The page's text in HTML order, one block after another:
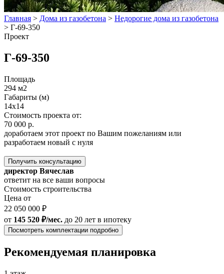
Главная > Дома из газобетона > Недорогие дома из газобетона
> Г-69-350
Проект
Г-69-350
Площадь
294 м2
Габариты (м)
14x14
Стоимость проекта от:
70 000 р.
доработаем этот проект по Вашим пожеланиям или
разработаем новый с нуля
Получить консультацию
директор Вячеслав
ответит на все ваши вопросы
Стоимость строительства
Цена от
22 050 000 ₽
от 145 520 ₽/мес. до 20 лет в ипотеку
Посмотреть комплектации подробно
Рекомендуемая планировка